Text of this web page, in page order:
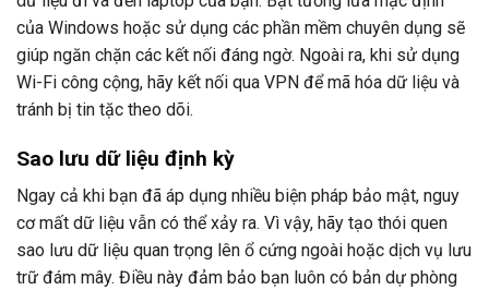
của Windows hoặc sử dụng các phần mềm chuyên dụng sẽ
giúp ngăn chặn các kết nối đáng ngờ. Ngoài ra, khi sử dụng
Wi-Fi công cộng, hãy kết nối qua VPN để mã hóa dữ liệu và
tránh bị tin tặc theo dõi.
Sao lưu dữ liệu định kỳ
Ngay cả khi bạn đã áp dụng nhiều biện pháp bảo mật, nguy
cơ mất dữ liệu vẫn có thể xảy ra. Vì vậy, hãy tạo thói quen
sao lưu dữ liệu quan trọng lên ổ cứng ngoài hoặc dịch vụ lưu
trữ đám mây. Điều này đảm bảo bạn luôn có bản dự phòng